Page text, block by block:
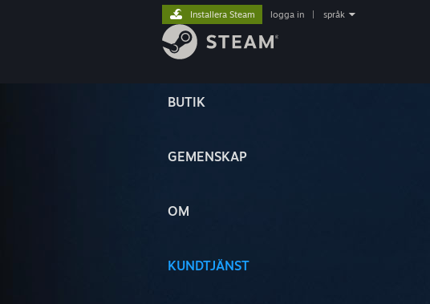
BUTIK
GEMENSKAP
OM
KUNDTJÄNST
Installera Steam logga in språk